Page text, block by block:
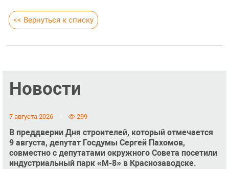
<< Вернуться к списку
Новости
7 августа 2026 299
В преддверии Дня строителей, который отмечается
9 августа, депутат Госдумы Сергей Пахомов,
совместно с депутатами окружного Совета посетили
индустриальный парк «М-8» в Краснозаводске.